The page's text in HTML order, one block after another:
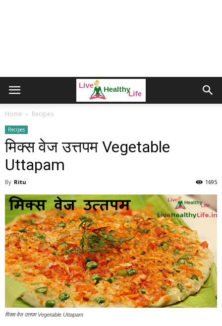
Home Recipes
Recipes
मिक्स वेज उत्तपम Vegetable
Uttapam
By Ritu 1695
मिक्स वेज उत्तपम Vegetable Uttapam